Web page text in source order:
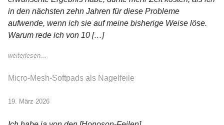
in den nächsten zehn Jahren für diese Probleme
aufwende, wenn ich sie auf meine bisherige Weise löse.
Warum rede ich von 10 […]
weiterlesen...
Micro-Mesh-Softpads als Nagelfeile
19. März 2026